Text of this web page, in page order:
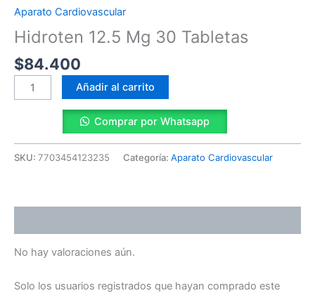
Aparato Cardiovascular
Hidroten 12.5 Mg 30 Tabletas
$84.400
cantidad
Añadir al carrito
Comprar por Whatsapp
SKU: 7703454123235 Categoría: Aparato Cardiovascular
No hay valoraciones aún.
Solo los usuarios registrados que hayan comprado este